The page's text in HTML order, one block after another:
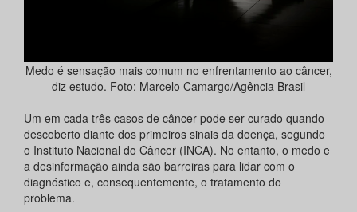
Medo é sensação mais comum no enfrentamento ao câncer,
diz estudo. Foto: Marcelo Camargo/Agência Brasil
Um em cada três casos de câncer pode ser curado quando
descoberto diante dos primeiros sinais da doença, segundo
o Instituto Nacional do Câncer (INCA). No entanto, o medo e
a desinformação ainda são barreiras para lidar com o
diagnóstico e, consequentemente, o tratamento do
problema.